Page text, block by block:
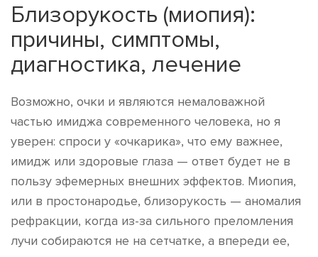
Близорукость (миопия):
причины, симптомы,
диагностика, лечение
Возможно, очки и являются немаловажной
частью имиджа современного человека, но я
уверен: спроси у «очкарика», что ему важнее,
имидж или здоровые глаза — ответ будет не в
пользу эфемерных внешних эффектов. Миопия,
или в простонародье, близорукость — аномалия
рефракции, когда из-за сильного преломления
лучи собираются не на сетчатке, а впереди ее,